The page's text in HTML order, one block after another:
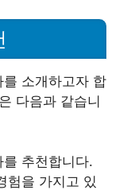
소개하고자 합
다음과 같습니
추천합니다.
험을 가지고 있